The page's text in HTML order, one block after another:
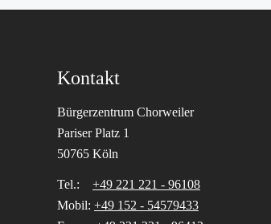
Kontakt
Bürgerzentrum Chorweiler
Pariser Platz 1
50765 Köln
Tel.: +49 221 221 - 96108
Mobil: +49 152 - 54579433